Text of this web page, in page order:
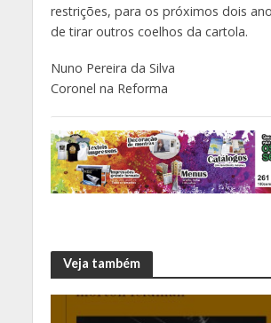
restrições, para os próximos dois
de tirar outros coelhos da cartola.
Nuno Pereira da Silva
Coronel na Reforma
Veja também